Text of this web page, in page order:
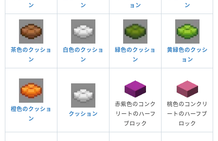
ン
ン
ョン
ン
茶色のクッショ
ン
白色のクッショ
ン
緑色のクッショ
ン
黄緑色のクッシ
ョン
橙色のクッショ
ン
クッション
赤紫色のコンク
リートのハーフ
ブロック
桃色のコンクリ
ートのハーフブ
ロック